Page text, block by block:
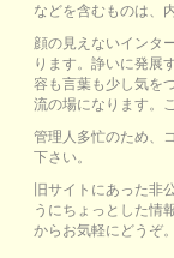
などを含むものは、
顔の見えないインタ
ります。諍いに発展
容も言葉も少し気を
流の場になります。
管理人多忙のため、
下さい。
旧サイトにあった非
うにちょっとした情
からお気軽にどうぞ。